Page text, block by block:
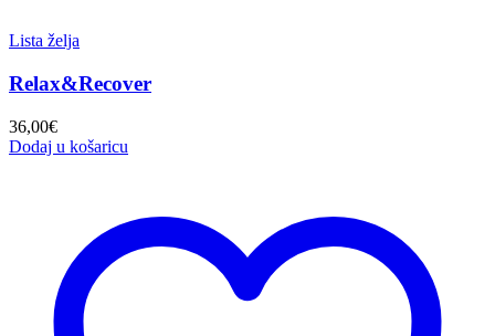
Lista želja
Relax&Recover
36,00€
Dodaj u košaricu